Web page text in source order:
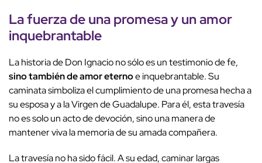
La fuerza de una promesa y un amor
inquebrantable
La historia de Don Ignacio no sólo es un testimonio de fe,
sino también de amor eternoe inquebrantable. Su
caminata simboliza el cumplimiento de una promesa hecha a
su esposa y a la Virgen de Guadalupe. Para él, esta travesía
no es solo un acto de devoción, sino una manera de
mantener viva la memoria de su amada compañera.
La travesía no ha sido fácil. A su edad, caminar largas